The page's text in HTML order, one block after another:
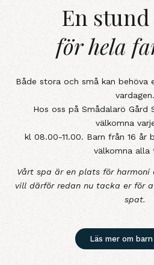
En stund i
En
för hela
Både stora och små kan behöva
vardagen.
Hos oss på Smådalarö Gård
välkomna
kl 08.00-11.00. Barn från 16
välkomna alla
Vårt spa är en plats för harmoni
vill därför redan nu tacka er för
spat.
Läs mer om